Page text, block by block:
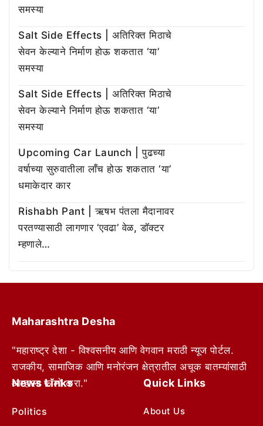
समस्या
Salt Side Effects | अतिरिक्त मिठाचे
सेवन केल्याने निर्माण होऊ शकतात ‘या’
समस्या
Salt Side Effects | अतिरिक्त मिठाचे
सेवन केल्याने निर्माण होऊ शकतात ‘या’
समस्या
Upcoming Car Launch | पुढच्या
वर्षाच्या सुरुवातीला लाँच होऊ शकतात ‘या’
धमाकेदार कार
Rishabh Pant | ऋषभ पंतला मैदानावर
परतण्यासाठी लागणार ‘एवढा’ वेळ, डॉक्टर
म्हणाले…
Maharashtra Desha
"महाराष्ट्र देशा - विश्वसनीय आणि वेगवान मराठी न्यूज पोर्टल.
राजकीय, सामाजिक आणि मनोरंजन क्षेत्रातील अचूक बातम्यांसाठी
आम्हाला फॉलो करा."
News Links
Politics
Quick Links
About Us